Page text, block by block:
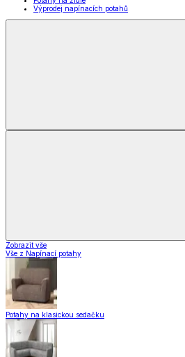
Výprodej napínacích potahů
Zobrazit vše
Vše z Napínací potahy
Potahy na klasickou sedačku